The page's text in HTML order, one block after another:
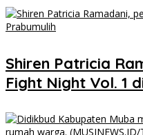
Shiren Patricia
Fight Night Vol. 1